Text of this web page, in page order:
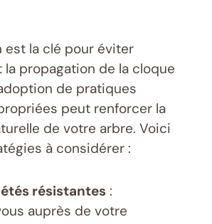
est la clé pour éviter
la propagation de la cloque
de pratiques
peut renforcer la
de votre arbre. Voici
à considérer :
résistantes :
auprès de votre